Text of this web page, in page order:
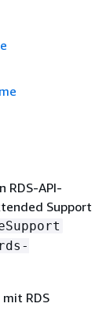
RDS-API-
Support
RDS